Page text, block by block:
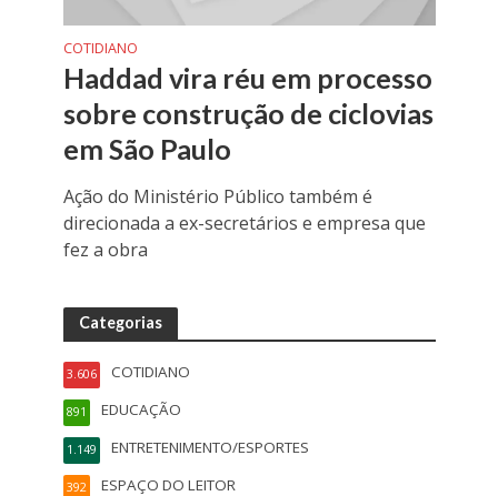
COTIDIANO
Haddad vira réu em processo
sobre construção de ciclovias
em São Paulo
Ação do Ministério Público também é
direcionada a ex-secretários e empresa que
fez a obra
Categorias
COTIDIANO
3.606
EDUCAÇÃO
891
ENTRETENIMENTO/ESPORTES
1.149
ESPAÇO DO LEITOR
392